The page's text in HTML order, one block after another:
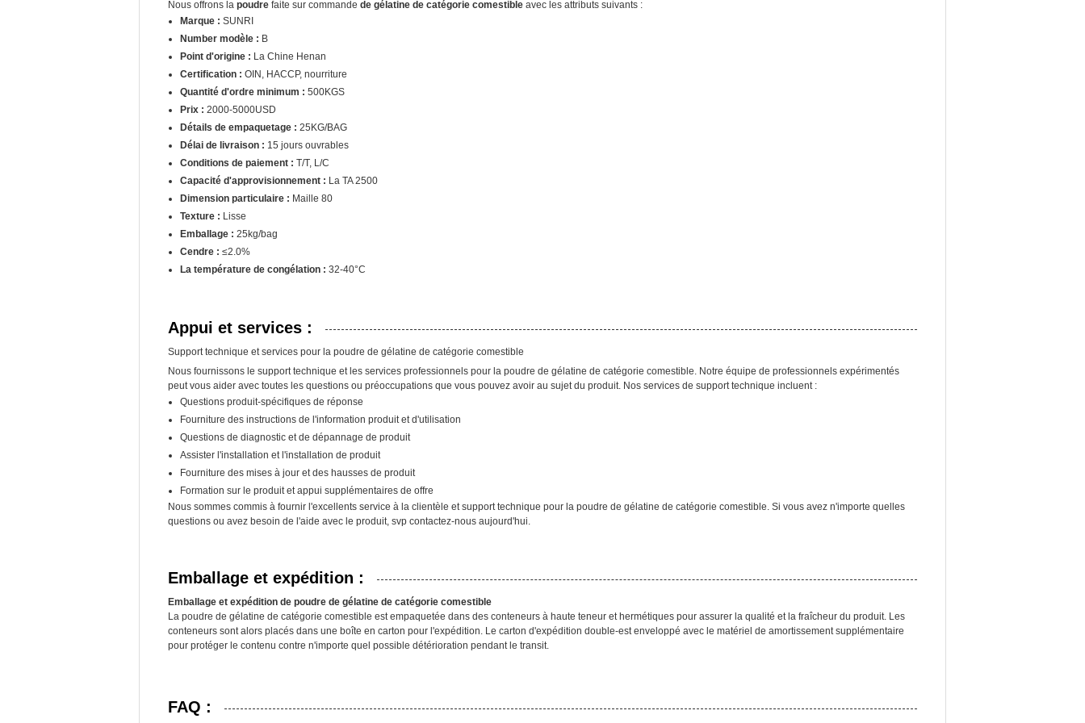
Nous offrons la poudre faite sur commande de gélatine de catégorie comestible avec les attributs suivants :
Marque : SUNRI
Number modèle : B
Point d'origine : La Chine Henan
Certification : OIN, HACCP, nourriture
Quantité d'ordre minimum : 500KGS
Prix : 2000-5000USD
Détails de empaquetage : 25KG/BAG
Délai de livraison : 15 jours ouvrables
Conditions de paiement : T/T, L/C
Capacité d'approvisionnement : La TA 2500
Dimension particulaire : Maille 80
Texture : Lisse
Emballage : 25kg/bag
Cendre : ≤2.0%
La température de congélation : 32-40°C
Appui et services :
Support technique et services pour la poudre de gélatine de catégorie comestible
Nous fournissons le support technique et les services professionnels pour la poudre de gélatine de catégorie comestible. Notre équipe de professionnels expérimentés
peut vous aider avec toutes les questions ou préoccupations que vous pouvez avoir au sujet du produit. Nos services de support technique incluent :
Questions produit-spécifiques de réponse
Fourniture des instructions de l'information produit et d'utilisation
Questions de diagnostic et de dépannage de produit
Assister l'installation et l'installation de produit
Fourniture des mises à jour et des hausses de produit
Formation sur le produit et appui supplémentaires de offre
Nous sommes commis à fournir l'excellents service à la clientèle et support technique pour la poudre de gélatine de catégorie comestible. Si vous avez n'importe quelles
questions ou avez besoin de l'aide avec le produit, svp contactez-nous aujourd'hui.
Emballage et expédition :
Emballage et expédition de poudre de gélatine de catégorie comestible
La poudre de gélatine de catégorie comestible est empaquetée dans des conteneurs à haute teneur et hermétiques pour assurer la qualité et la fraîcheur du produit. Les
conteneurs sont alors placés dans une boîte en carton pour l'expédition. Le carton d'expédition double-est enveloppé avec le matériel de amortissement supplémentaire
pour protéger le contenu contre n'importe quel possible détérioration pendant le transit.
FAQ :